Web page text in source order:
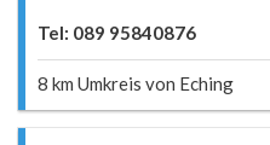
Tel: 089 95840876
8 km Umkreis von Eching